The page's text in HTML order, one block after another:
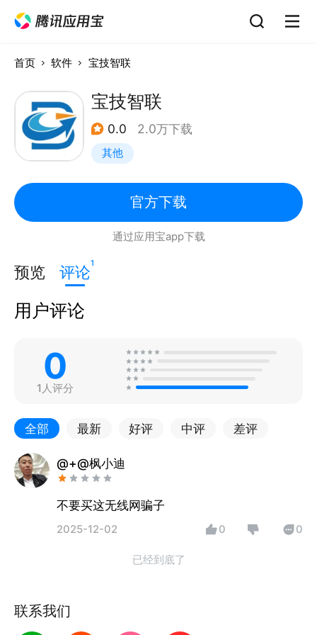
首页 软件 宝技智联
宝技智联
0.0 2.0万下载
其他
官方下载
通过应用宝app下载
预览 评论1
用户评论
0
1人评分
全部 最新 好评 中评 差评
@+@枫小迪
不要买这无线网骗子
2025-12-02 0 0
已经到底了
联系我们